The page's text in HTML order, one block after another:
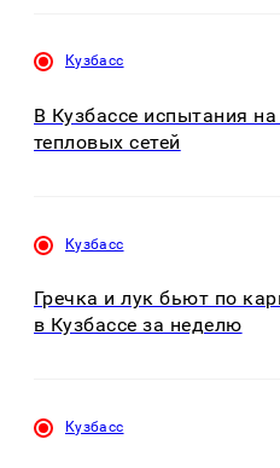
Кузбасс
В Кузбассе испытания
тепловых сетей
Кузбасс
Гречка и лук бьют по
в Кузбассе за неделю
Кузбасс